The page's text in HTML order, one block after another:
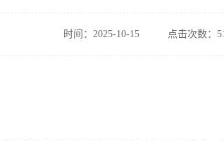
时间：2025-10-15 点击次数：